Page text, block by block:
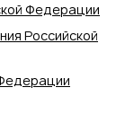
Федерации
Российской